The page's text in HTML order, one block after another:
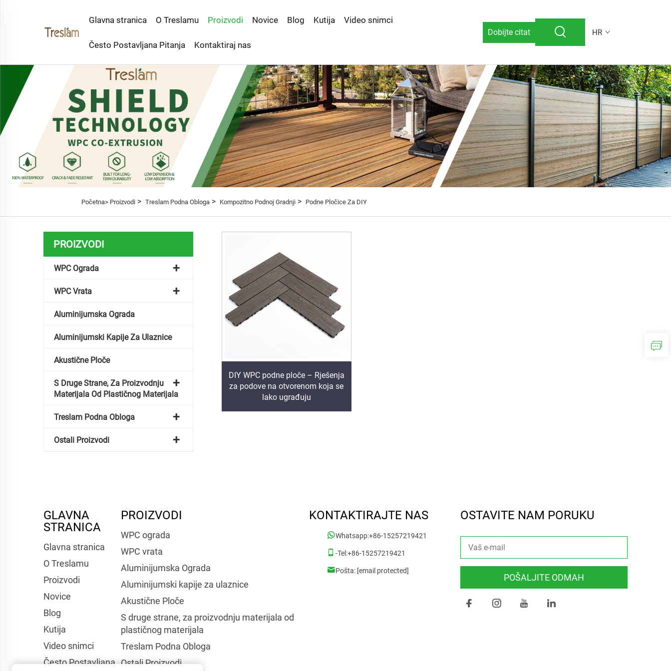
Glavna stranica O Treslamu Proizvodi Novice Blog Kutija Video snimci
Često Postavljana Pitanja Kontaktiraj nas
Dobijte citat HR
Početna> Proizvodi> Treslam Podna Obloga> Kompozitno Podnoj Gradnji> Podne Pločice Za DIY
PROIZVODI
WPC Ograda
WPC Vrata
Aluminijumska Ograda
Aluminijumski Kapije Za Ulaznice
Akustične Ploče
S Druge Strane, Za Proizvodnju
Materijala Od Plastičnog Materijala
Treslam Podna Obloga
Ostali Proizvodi
DIY WPC podne ploče – Rješenja
za podove na otvorenom koja se
lako ugrađuju
GLAVNA
STRANICA
Glavna stranica
O Treslamu
Proizvodi
Novice
Blog
Kutija
Video snimci
Često Postavljana
PROIZVODI
WPC ograda
WPC vrata
Aluminijumska Ograda
Aluminijumski kapije za ulaznice
Akustične Ploče
S druge strane, za proizvodnju materijala od
plastičnog materijala
Treslam Podna Obloga
Ostali Proizvodi
KONTAKTIRAJTE NAS
Whatsapp:+86-15257219421
-Tel:+86-15257219421
Pošta: [email protected]
OSTAVITE NAM PORUKU
POŠALJITE ODMAH